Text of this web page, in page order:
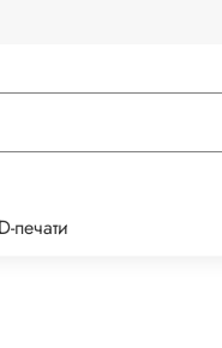
печати